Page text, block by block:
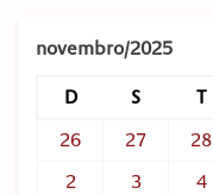
novembro/2025
D S T
26
27 28
2
3 4